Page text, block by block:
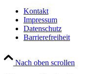
Kontakt
Impressum
Datenschutz
Barrierefreiheit
Nach oben scrollen